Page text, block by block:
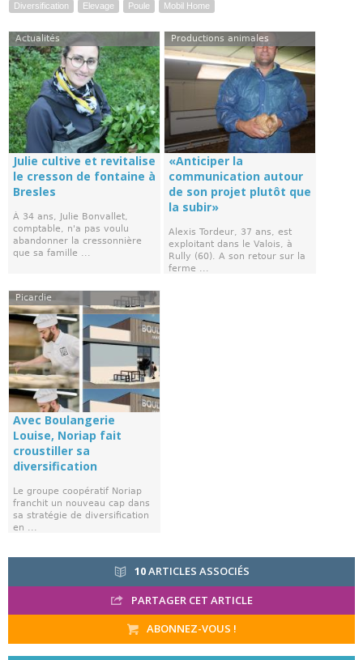
Diversification
Elevage Poule Mobil Home
Actualités
Julie cultive et revitalise
le cresson de fontaine à
Bresles
À 34 ans, Julie Bonvallet,
comptable, n'a pas voulu
abandonner la cressonnière
que sa famille ...
Productions animales
«Anticiper la
communication autour
de son projet plutôt que
la subir»
Alexis Tordeur, 37 ans, est
exploitant dans le Valois, à
Rully (60). A son retour sur la
ferme ...
Picardie
Avec Boulangerie
Louise, Noriap fait
croustiller sa
diversification
Le groupe coopératif Noriap
franchit un nouveau cap dans
sa stratégie de diversification
en ...
10ARTICLES ASSOCIÉS
PARTAGER CET ARTICLE
ABONNEZ-VOUS !